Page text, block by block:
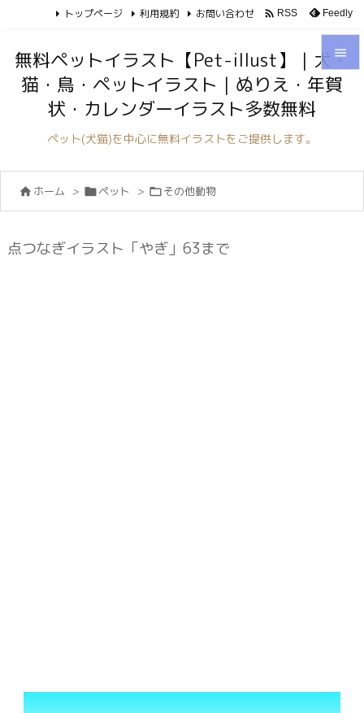



トップページ 利用規約 お問い合わせ  RSS Feedly
無料ペットイラスト【Pet-illust】｜犬・
猫・鳥・ペットイラスト｜ぬりえ・年賀
状・カレンダーイラスト多数無料
ペット(犬猫)を中心に無料イラストをご提供します。
 ホーム > ペット > その他動物
点つなぎイラスト「やぎ」63まで